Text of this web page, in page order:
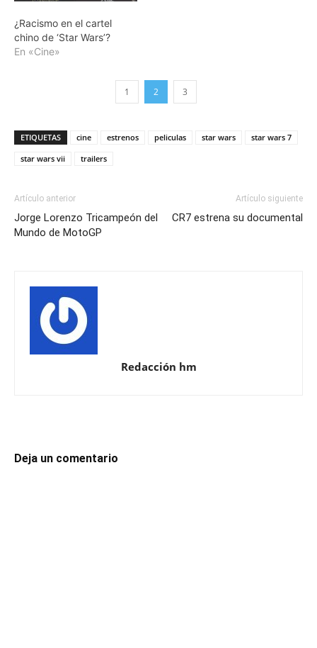
¿Racismo en el cartel
chino de ‘Star Wars’?
En «Cine»
1 2 3
ETIQUETAS cine estrenos peliculas star wars
star wars 7
star wars vii
trailers
Artículo anterior
Jorge Lorenzo Tricampeón del
Mundo de MotoGP
Artículo siguiente
CR7 estrena su documental
Redacción hm
Deja un comentario